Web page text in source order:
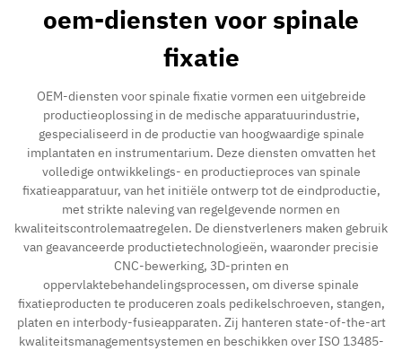
Nieuws & Evenementen
Over Ons
Contact
oem-diensten voor spinale
fixatie
OEM-diensten voor spinale fixatie vormen een uitgebreide
productieoplossing in de medische apparatuurindustrie,
gespecialiseerd in de productie van hoogwaardige spinale
implantaten en instrumentarium. Deze diensten omvatten het
volledige ontwikkelings- en productieproces van spinale
fixatieapparatuur, van het initiële ontwerp tot de eindproductie,
met strikte naleving van regelgevende normen en
kwaliteitscontrolemaatregelen. De dienstverleners maken gebruik
van geavanceerde productietechnologieën, waaronder precisie
CNC-bewerking, 3D-printen en
oppervlaktebehandelingsprocessen, om diverse spinale
fixatieproducten te produceren zoals pedikelschroeven, stangen,
platen en interbody-fusieapparaten. Zij hanteren state-of-the-art
kwaliteitsmanagementsystemen en beschikken over ISO 13485-